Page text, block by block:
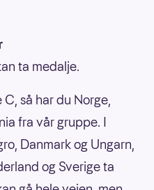
ta medalje.
så har du Norge,
fra vår gruppe. I
Danmark og Ungarn,
og Sverige ta